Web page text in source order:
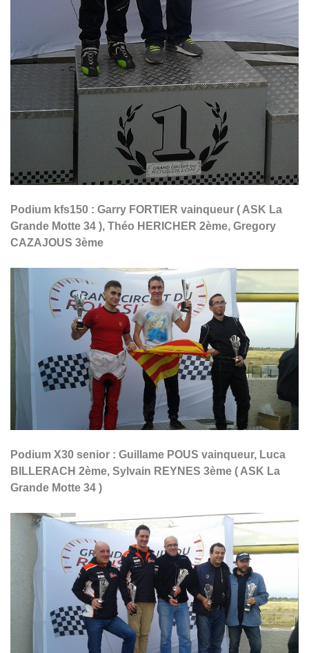
Podium kfs150 : Garry FORTIER vainqueur ( ASK La
Grande Motte 34 ), Théo HERICHER 2ème, Gregory
CAZAJOUS 3ème
Podium X30 senior : Guillame POUS vainqueur, Luca
BILLERACH 2ème, Sylvain REYNES 3ème ( ASK La
Grande Motte 34 )